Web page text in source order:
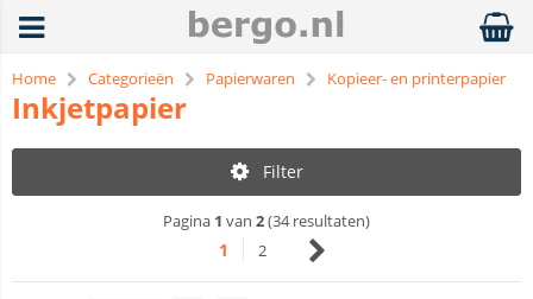
Home Categorieën Papierwaren Kopieer- en printerpapier
Inkjetpapier
Filter
Pagina 1 van 2(34 resultaten)
1 2